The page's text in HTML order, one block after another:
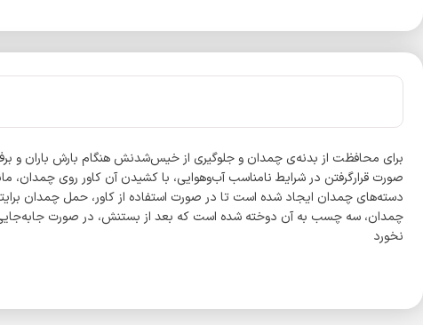
صورت قرارگرفتن در شرایط نامناسب آب‌و‌هوایی، با کشیدن آن کاور روی
دسته‌های چمدان ایجاد شده است تا در صورت استفاده از کاور، حمل چمدان
چمدان، سه چسب به آن دوخته شده است که بعد از بستنش، در صورت
نخورد